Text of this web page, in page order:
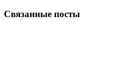
Связанные посты